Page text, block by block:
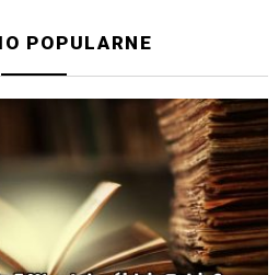
POPULARNE